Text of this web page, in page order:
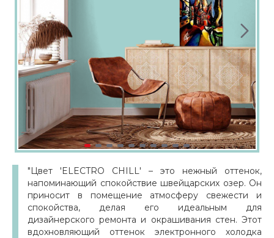
"Цвет 'ELECTRO CHILL' – это нежный оттенок,
напоминающий спокойствие швейцарских озер. Он
приносит в помещение атмосферу свежести и
спокойства, делая его идеальным для
дизайнерского ремонта и окрашивания стен. Этот
вдохновляющий оттенок электронного холодка